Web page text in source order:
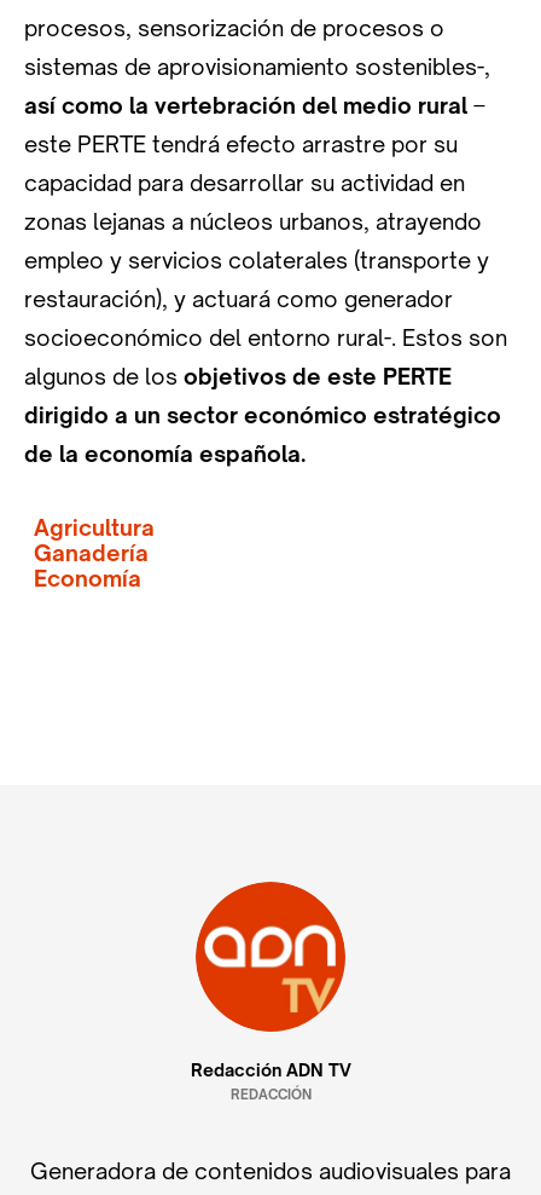
procesos, sensorización de procesos o
sistemas de aprovisionamiento sostenibles-,
así como la vertebración del medio rural –
este PERTE tendrá efecto arrastre por su
capacidad para desarrollar su actividad en
zonas lejanas a núcleos urbanos, atrayendo
empleo y servicios colaterales (transporte y
restauración), y actuará como generador
socioeconómico del entorno rural-. Estos son
algunos de los objetivos de este PERTE
dirigido a un sector económico estratégico
de la economía española.
Agricultura
Ganadería
Economía
Redacción ADN TV
REDACCIÓN
Generadora de contenidos audiovisuales para